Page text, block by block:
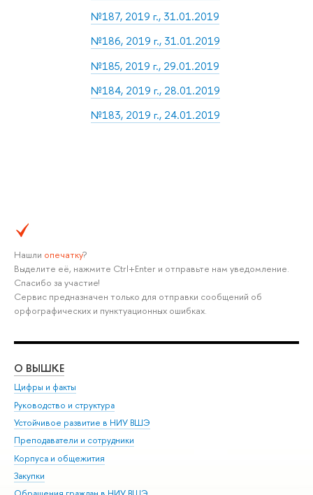
№187, 2019 г., 31.01.2019
№186, 2019 г., 31.01.2019
№185, 2019 г., 29.01.2019
№184, 2019 г., 28.01.2019
№183, 2019 г., 24.01.2019
Нашли опечатку?
Выделите её, нажмите Ctrl+Enter и отправьте нам уведомление.
Спасибо за участие!
Сервис предназначен только для отправки сообщений об
орфографических и пунктуационных ошибках.
О ВЫШКЕ
Цифры и факты
Руководство и структура
Устойчивое развитие в НИУ ВШЭ
Преподаватели и сотрудники
Корпуса и общежития
Закупки